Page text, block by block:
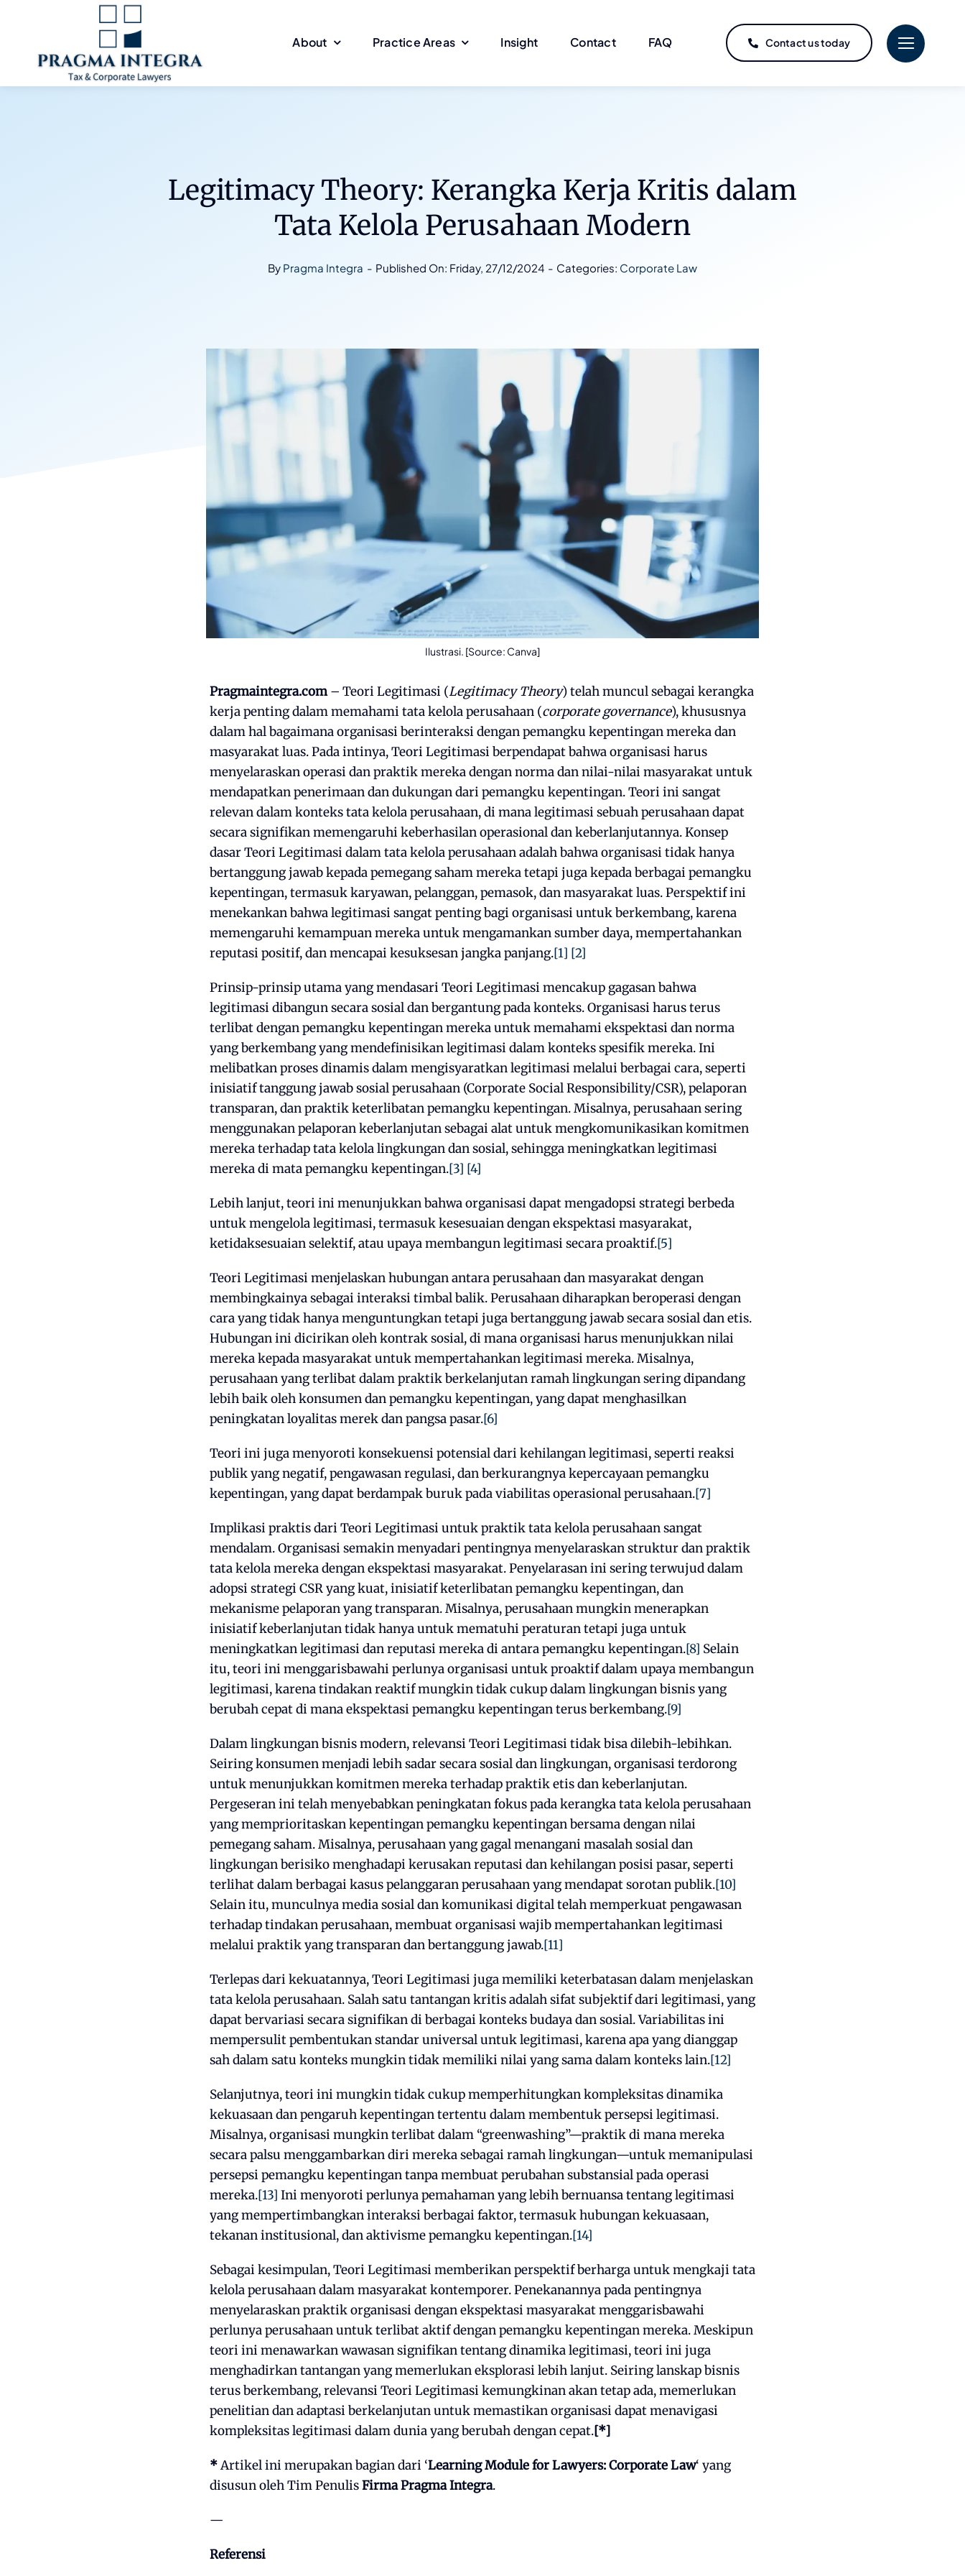
About Practice Areas Insight Contact FAQ Contact us today
Legitimacy Theory: Kerangka Kerja Kritis dalam
Tata Kelola Perusahaan Modern
By Pragma Integra - Published On: Friday, 27/12/2024 - Categories: Corporate Law
Ilustrasi. [Source: Canva]
Pragmaintegra.com– Teori Legitimasi (Legitimacy Theory) telah muncul sebagai kerangka
kerja penting dalam memahami tata kelola perusahaan (corporate governance), khususnya
dalam hal bagaimana organisasi berinteraksi dengan pemangku kepentingan mereka dan
masyarakat luas. Pada intinya, Teori Legitimasi berpendapat bahwa organisasi harus
menyelaraskan operasi dan praktik mereka dengan norma dan nilai-nilai masyarakat untuk
mendapatkan penerimaan dan dukungan dari pemangku kepentingan. Teori ini sangat
relevan dalam konteks tata kelola perusahaan, di mana legitimasi sebuah perusahaan dapat
secara signifikan memengaruhi keberhasilan operasional dan keberlanjutannya. Konsep
dasar Teori Legitimasi dalam tata kelola perusahaan adalah bahwa organisasi tidak hanya
bertanggung jawab kepada pemegang saham mereka tetapi juga kepada berbagai pemangku
kepentingan, termasuk karyawan, pelanggan, pemasok, dan masyarakat luas. Perspektif ini
menekankan bahwa legitimasi sangat penting bagi organisasi untuk berkembang, karena
memengaruhi kemampuan mereka untuk mengamankan sumber daya, mempertahankan
reputasi positif, dan mencapai kesuksesan jangka panjang.[1] [2]
Prinsip-prinsip utama yang mendasari Teori Legitimasi mencakup gagasan bahwa
legitimasi dibangun secara sosial dan bergantung pada konteks. Organisasi harus terus
terlibat dengan pemangku kepentingan mereka untuk memahami ekspektasi dan norma
yang berkembang yang mendefinisikan legitimasi dalam konteks spesifik mereka. Ini
melibatkan proses dinamis dalam mengisyaratkan legitimasi melalui berbagai cara, seperti
inisiatif tanggung jawab sosial perusahaan (Corporate Social Responsibility/CSR), pelaporan
transparan, dan praktik keterlibatan pemangku kepentingan. Misalnya, perusahaan sering
menggunakan pelaporan keberlanjutan sebagai alat untuk mengkomunikasikan komitmen
mereka terhadap tata kelola lingkungan dan sosial, sehingga meningkatkan legitimasi
mereka di mata pemangku kepentingan.[3] [4]
Lebih lanjut, teori ini menunjukkan bahwa organisasi dapat mengadopsi strategi berbeda
untuk mengelola legitimasi, termasuk kesesuaian dengan ekspektasi masyarakat,
ketidaksesuaian selektif, atau upaya membangun legitimasi secara proaktif.[5]
Teori Legitimasi menjelaskan hubungan antara perusahaan dan masyarakat dengan
membingkainya sebagai interaksi timbal balik. Perusahaan diharapkan beroperasi dengan
cara yang tidak hanya menguntungkan tetapi juga bertanggung jawab secara sosial dan etis.
Hubungan ini dicirikan oleh kontrak sosial, di mana organisasi harus menunjukkan nilai
mereka kepada masyarakat untuk mempertahankan legitimasi mereka. Misalnya,
perusahaan yang terlibat dalam praktik berkelanjutan ramah lingkungan sering dipandang
lebih baik oleh konsumen dan pemangku kepentingan, yang dapat menghasilkan
peningkatan loyalitas merek dan pangsa pasar.[6]
Teori ini juga menyoroti konsekuensi potensial dari kehilangan legitimasi, seperti reaksi
publik yang negatif, pengawasan regulasi, dan berkurangnya kepercayaan pemangku
kepentingan, yang dapat berdampak buruk pada viabilitas operasional perusahaan.[7]
Implikasi praktis dari Teori Legitimasi untuk praktik tata kelola perusahaan sangat
mendalam. Organisasi semakin menyadari pentingnya menyelaraskan struktur dan praktik
tata kelola mereka dengan ekspektasi masyarakat. Penyelarasan ini sering terwujud dalam
adopsi strategi CSR yang kuat, inisiatif keterlibatan pemangku kepentingan, dan
mekanisme pelaporan yang transparan. Misalnya, perusahaan mungkin menerapkan
inisiatif keberlanjutan tidak hanya untuk mematuhi peraturan tetapi juga untuk
meningkatkan legitimasi dan reputasi mereka di antara pemangku kepentingan.[8] Selain
itu, teori ini menggarisbawahi perlunya organisasi untuk proaktif dalam upaya membangun
legitimasi, karena tindakan reaktif mungkin tidak cukup dalam lingkungan bisnis yang
berubah cepat di mana ekspektasi pemangku kepentingan terus berkembang.[9]
Dalam lingkungan bisnis modern, relevansi Teori Legitimasi tidak bisa dilebih-lebihkan.
Seiring konsumen menjadi lebih sadar secara sosial dan lingkungan, organisasi terdorong
untuk menunjukkan komitmen mereka terhadap praktik etis dan keberlanjutan.
Pergeseran ini telah menyebabkan peningkatan fokus pada kerangka tata kelola perusahaan
yang memprioritaskan kepentingan pemangku kepentingan bersama dengan nilai
pemegang saham. Misalnya, perusahaan yang gagal menangani masalah sosial dan
lingkungan berisiko menghadapi kerusakan reputasi dan kehilangan posisi pasar, seperti
terlihat dalam berbagai kasus pelanggaran perusahaan yang mendapat sorotan publik.[10]
Selain itu, munculnya media sosial dan komunikasi digital telah memperkuat pengawasan
terhadap tindakan perusahaan, membuat organisasi wajib mempertahankan legitimasi
melalui praktik yang transparan dan bertanggung jawab.[11]
Terlepas dari kekuatannya, Teori Legitimasi juga memiliki keterbatasan dalam menjelaskan
tata kelola perusahaan. Salah satu tantangan kritis adalah sifat subjektif dari legitimasi, yang
dapat bervariasi secara signifikan di berbagai konteks budaya dan sosial. Variabilitas ini
mempersulit pembentukan standar universal untuk legitimasi, karena apa yang dianggap
sah dalam satu konteks mungkin tidak memiliki nilai yang sama dalam konteks lain.[12]
Selanjutnya, teori ini mungkin tidak cukup memperhitungkan kompleksitas dinamika
kekuasaan dan pengaruh kepentingan tertentu dalam membentuk persepsi legitimasi.
Misalnya, organisasi mungkin terlibat dalam “greenwashing”—praktik di mana mereka
secara palsu menggambarkan diri mereka sebagai ramah lingkungan—untuk memanipulasi
persepsi pemangku kepentingan tanpa membuat perubahan substansial pada operasi
mereka.[13] Ini menyoroti perlunya pemahaman yang lebih bernuansa tentang legitimasi
yang mempertimbangkan interaksi berbagai faktor, termasuk hubungan kekuasaan,
tekanan institusional, dan aktivisme pemangku kepentingan.[14]
Sebagai kesimpulan, Teori Legitimasi memberikan perspektif berharga untuk mengkaji tata
kelola perusahaan dalam masyarakat kontemporer. Penekanannya pada pentingnya
menyelaraskan praktik organisasi dengan ekspektasi masyarakat menggarisbawahi
perlunya perusahaan untuk terlibat aktif dengan pemangku kepentingan mereka. Meskipun
teori ini menawarkan wawasan signifikan tentang dinamika legitimasi, teori ini juga
menghadirkan tantangan yang memerlukan eksplorasi lebih lanjut. Seiring lanskap bisnis
terus berkembang, relevansi Teori Legitimasi kemungkinan akan tetap ada, memerlukan
penelitian dan adaptasi berkelanjutan untuk memastikan organisasi dapat menavigasi
kompleksitas legitimasi dalam dunia yang berubah dengan cepat.[*]
*Artikel ini merupakan bagian dari ‘Learning Module for Lawyers: Corporate Law‘ yang
disusun oleh Tim PenulisFirma Pragma Integra.
—
Referensi